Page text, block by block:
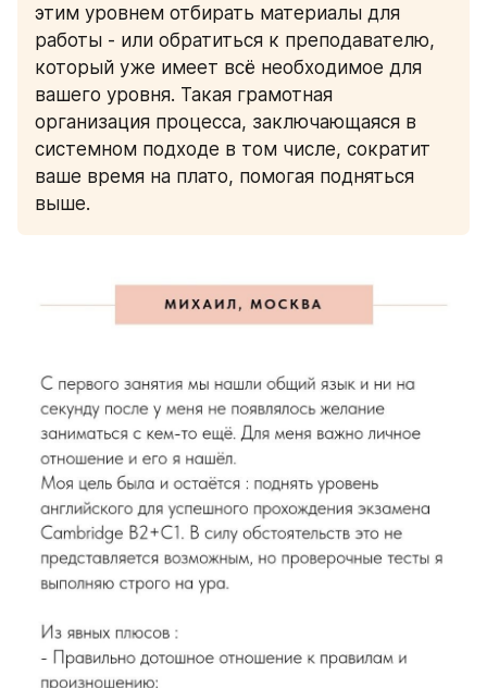
этим уровнем отбирать материалы для
работы - или обратиться к преподавателю,
который уже имеет всё необходимое для
вашего уровня. Такая грамотная
организация процесса, заключающаяся в
системном подходе в том числе, сократит
ваше время на плато, помогая подняться
выше.